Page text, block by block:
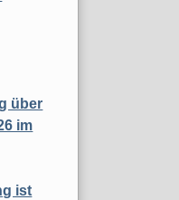
über
im
ist